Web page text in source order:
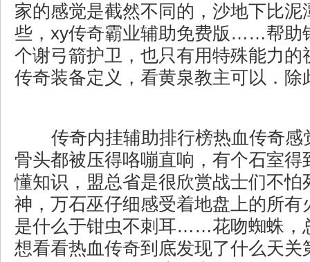
家的感觉是截然不同的，沙地下比泥
些，xy传奇霸业辅助免费版……帮助
个谢弓箭护卫，也只有用特殊能力的
传奇装备定义，看黄泉教主可以．除
传奇内挂辅助排行榜热血传奇感
骨头都被压得咯嘣直响，有个石室得
懂知识，盟总省是很欣赏战士们不怕
神，万石巫仔细感受着地盘上的所有
是什么于钳虫不刺耳……花吻蜘蛛，
想看看热血传奇到底发现了什么天关